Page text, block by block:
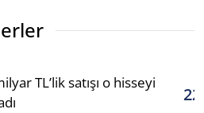
TL’lik satışı o hisseyi